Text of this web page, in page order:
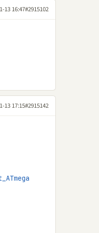
13 16:47#2915102
13 17:15#2915142